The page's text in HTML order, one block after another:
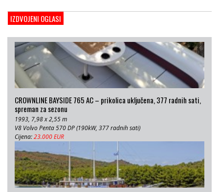
2008, 27 x 6.5 m, Volvo penta 350 KS
Cijena:
IZDVOJENI OGLASI
CROWNLINE BAYSIDE 765 AC – prikolica uključena, 377 radnih sati,
spreman za sezonu
1993, 7,98 x 2,55 m
V8 Volvo Penta 570 DP (190kW, 377 radnih sati)
Cijena:23.000 EUR